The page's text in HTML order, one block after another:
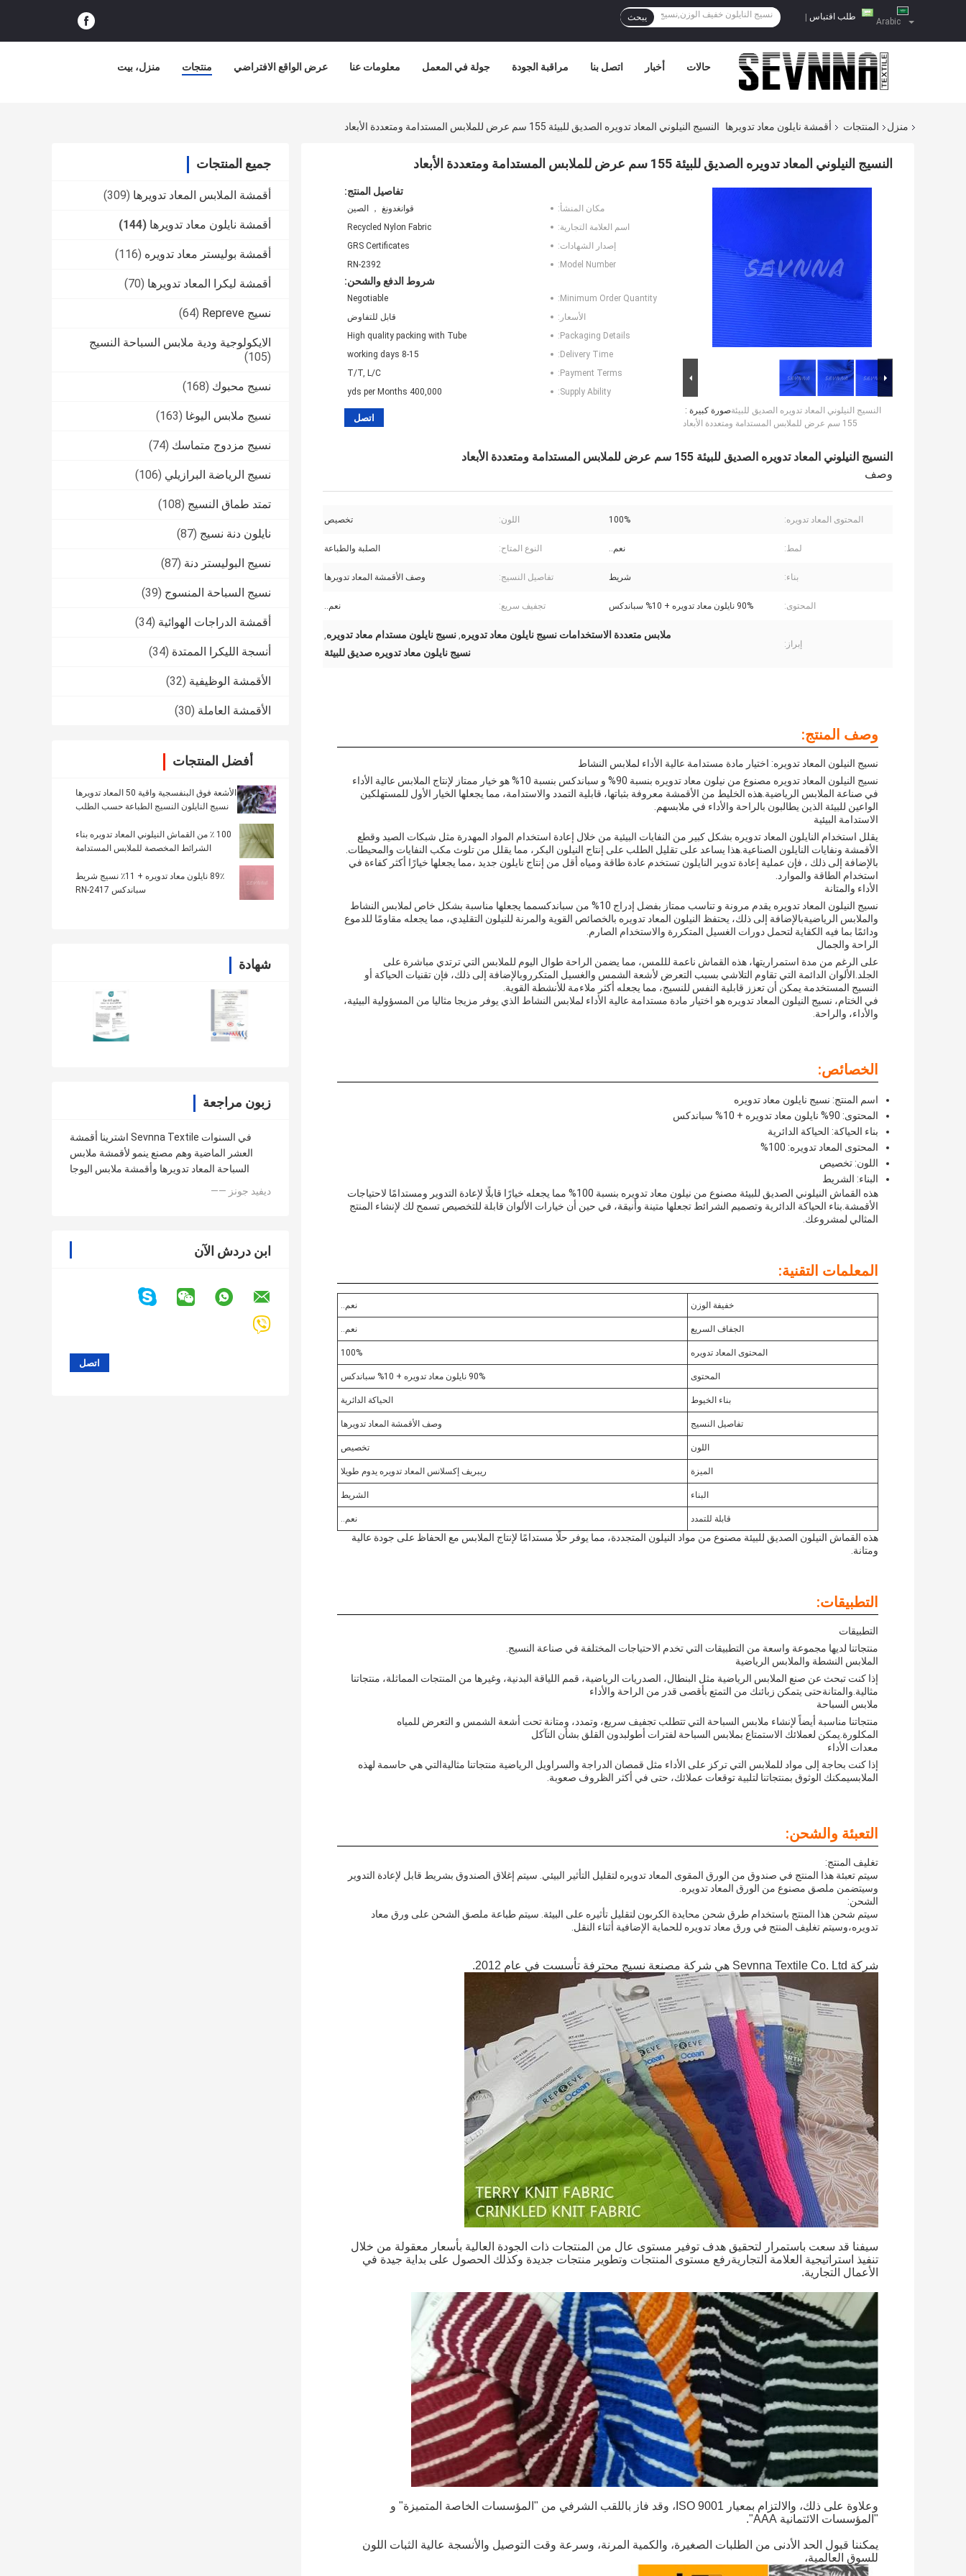
Arabic طلب اقتباس يبحث
منزل، بيت منتجات عرض الواقع الافتراضي معلومات عنا جولة في المعمل مراقبة الجودة اتصل بنا أخبار حالات
منزل المنتجات أقمشة نايلون معاد تدويرها النسيج النيلوني المعاد تدويره الصديق للبيئة 155 سم عرض للملابس المستدامة ومتعددة الأبعاد
جميع المنتجات
أقمشة الملابس المعاد تدويرها (309)
أقمشة نايلون معاد تدويرها (144)
أقمشة بوليستر معاد تدويره (116)
أقمشة ليكرا المعاد تدويرها (70)
نسيج Repreve (64)
الايكولوجية ودية ملابس السباحة النسيج
(105)
نسيج محبوك (168)
نسيج ملابس اليوغا (163)
نسيج مزدوج متماسك (74)
نسيج الرياضة البرازيلي (106)
تمتد طماق النسيج (108)
نايلون دنة نسيج (87)
نسيج البوليستر دنة (87)
نسيج السباحة المنسوج (39)
أقمشة الدراجات الهوائية (34)
أنسجة الليكرا الممتدة (34)
الأقمشة الوظيفية (32)
الأقمشة العاملة (30)
أفضل المنتجات
الأشعة فوق البنفسجية واقية 50 المعاد تدويرها
نسيج النايلون النسيج الطباعة حسب الطلب
100 ٪ من القماش النيلوني المعاد تدويره بناء
الشرائط المخصصة للملابس المستدامة
89٪ نايلون معاد تدويره + 11٪ نسيج شريط
سباندكس RN-2417
شهادة
زبون مراجعة
اشترينا أقمشة Sevnna Textile في السنوات
العشر الماضية وهم مصنع ينمو لأقمشة ملابس
السباحة المعاد تدويرها وأقمشة ملابس اليوجا
—— ديفيد جونز
ابن دردش الآن
النسيج النيلوني المعاد تدويره الصديق للبيئة 155 سم عرض للملابس المستدامة ومتعددة الأبعاد
صورة كبيرة :النسيج النيلوني المعاد تدويره الصديق للبيئة
155 سم عرض للملابس المستدامة ومتعددة الأبعاد
تفاصيل المنتج:
مكان المنشأ:
قوانغدونغ ， الصين
اسم العلامة التجارية:
Recycled Nylon Fabric
إصدار الشهادات:
GRS Certificates
Model Number:
RN-2392
شروط الدفع والشحن:
Minimum Order Quantity:
Negotiable
الأسعار:
قابل للتفاوض
Packaging Details:
High quality packing with Tube
Delivery Time:
8-15 working days
Payment Terms:
T/T, L/C
Supply Ability:
400,000 yds per Months
اتصل
النسيج النيلوني المعاد تدويره الصديق للبيئة 155 سم عرض للملابس المستدامة ومتعددة الأبعاد
وصف
المحتوى المعاد تدويره: 100% اللون: تخصيص
لمط: نعم.. النوع المتاح: الصلبة والطباعة
بناء: شريط تفاصيل النسيج: وصف الأقمشة المعاد تدويرها
المحتوى: 90% نايلون معاد تدويره + 10% سباندكس تجفيف سريع: نعم..
إبراز:
ملابس متعددة الاستخدامات نسيج نايلون معاد تدويره, نسيج نايلون مستدام معاد تدويره,
نسيج نايلون معاد تدويره صديق للبيئة
وصف المنتج:
نسيج النيلون المعاد تدويره: اختيار مادة مستدامة عالية الأداء لملابس النشاط
نسيج النيلون المعاد تدويره مصنوع من نيلون معاد تدويره بنسبة 90% و سباندكس بنسبة 10% هو خيار ممتاز لإنتاج الملابس عالية الأداء
في صناعة الملابس الرياضية.هذه الخليط من الأقمشة معروفة بثباتها، قابلية التمدد والاستدامة، مما يجعلها الخيار الأول للمستهلكين
الواعين للبيئة الذين يطالبون بالراحة والأداء في ملابسهم.
الاستدامة البيئية
يقلل استخدام النايلون المعاد تدويره بشكل كبير من النفايات البيئية من خلال إعادة استخدام المواد المهدرة مثل شبكات الصيد وقطع
الأقمشة ونفايات النايلون الصناعية.هذا يساعد على تقليل الطلب على إنتاج النيلون البكر، مما يقلل من تلوث مكب النفايات والمحيطات.
بالإضافة إلى ذلك ، فإن عملية إعادة تدوير النايلون تستخدم عادة طاقة ومياه أقل من إنتاج نايلون جديد ،مما يجعلها خيارًا أكثر كفاءة في
استخدام الطاقة والموارد.
الأداء والمتانة
نسيج النيلون المعاد تدويره يقدم مرونة و تناسب ممتاز بفضل إدراج 10% من سباندكسمما يجعلها مناسبة بشكل خاص لملابس النشاط
والملابس الرياضيةبالإضافة إلى ذلك، يحتفظ النيلون المعاد تدويره بالخصائص القوية والمرنة للنيلون التقليدي، مما يجعله مقاومًا للدموع
ودائمًا بما فيه الكفاية لتحمل دورات الغسيل المتكررة والاستخدام الصارم.
الراحة والجمال
على الرغم من مدة استمراريتها، هذه القماش ناعمة لللمس، مما يضمن الراحة طوال اليوم للملابس التي ترتدي مباشرة على
الجلد.الألوان الدائمة التي تقاوم التلاشي بسبب التعرض لأشعة الشمس والغسيل المتكرروبالإضافة إلى ذلك، فإن تقنيات الحياكة أو
النسيج المستخدمة يمكن أن تعزز قابلية النفس للنسيج، مما يجعله أكثر ملاءمة للأنشطة القوية.
في الختام، نسيج النيلون المعاد تدويره هو اختيار مادة مستدامة عالية الأداء لملابس النشاط الذي يوفر مزيجا مثاليا من المسؤولية البيئية،
والأداء، والراحة.
الخصائص:
اسم المنتج: نسيج نايلون معاد تدويره
المحتوى: 90% نايلون معاد تدويره + 10% سباندكس
بناء الحياكة: الحياكة الدائرية
المحتوى المعاد تدويره: 100%
اللون: تخصيص
البناء: الشريط
هذه القماش النيلوني الصديق للبيئة مصنوع من نيلون معاد تدويره بنسبة 100% مما يجعله خيارًا قابلًا لإعادة التدوير ومستدامًا لاحتياجات
الأقمشة.بناء الحياكة الدائرية وتصميم الشرائط تجعلها متينة وأنيقة، في حين أن خيارات الألوان قابلة للتخصيص تسمح لك لإنشاء المنتج
المثالي لمشروعك.
المعلمات التقنية:
خفيفة الوزن نعم..
الجفاف السريع نعم..
المحتوى المعاد تدويره 100%
المحتوى 90% نايلون معاد تدويره + 10% سباندكس
بناء الخيوط الحياكة الدائرية
تفاصيل النسيج وصف الأقمشة المعاد تدويرها
اللون تخصيص
الميزة ريبريف إكسلانس المعاد تدويره يدوم طويلا
البناء الشريط
قابلة للتمدد نعم..
هذه القماش النيلون الصديق للبيئة مصنوع من مواد النيلون المتجددة، مما يوفر حلًا مستدامًا لإنتاج الملابس مع الحفاظ على جودة عالية
ومتانة.
التطبيقات:
التطبيقات
منتجاتنا لديها مجموعة واسعة من التطبيقات التي تخدم الاحتياجات المختلفة في صناعة النسيج.
الملابس النشطة والملابس الرياضية
إذا كنت تبحث عن صنع الملابس الرياضية مثل البنطال، الصدريات الرياضية، قمم اللياقة البدنية، وغيرها من المنتجات المماثلة، منتجاتنا
مثالية.والمتانةحتى يتمكن زبائنك من التمتع بأقصى قدر من الراحة والأداء
ملابس السباحة
منتجاتنا مناسبة أيضاً لإنشاء ملابس السباحة التي تتطلب تجفيف سريع، وتمدد، ومتانة تحت أشعة الشمس و التعرض للمياه
المكلورة.يمكن لعملائك الاستمتاع بملابس السباحة لفترات أطولبدون القلق بشأن التآكل
معدات الأداء
إذا كنت بحاجة إلى مواد للملابس التي تركز على الأداء مثل قمصان الدراجة والسراويل الرياضية منتجاتنا مثاليةالتي هي حاسمة لهذه
الملابسيمكنك الوثوق بمنتجاتنا لتلبية توقعات عملائك، حتى في أكثر الظروف صعوبة.
التعبئة والشحن:
تغليف المنتج:
سيتم تعبئة هذا المنتج في صندوق من الورق المقوى المعاد تدويره لتقليل التأثير البيئي. سيتم إغلاق الصندوق بشريط قابل لإعادة التدوير
وسيتضمن ملصق مصنوع من الورق المعاد تدويره.
الشحن:
سيتم شحن هذا المنتج باستخدام طرق شحن محايدة الكربون لتقليل تأثيره على البيئة. سيتم طباعة ملصق الشحن على ورق معاد
تدويره،وسيتم تغليف المنتج في ورق معاد تدويره للحماية الإضافية أثناء النقل.
شركة Sevnna Textile Co. Ltd هي شركة مصنعة نسيج محترفة تأسست في عام 2012.
سيفنا قد سعت باستمرار لتحقيق هدف توفير مستوى عال من المنتجات ذات الجودة العالية بأسعار معقولة من خلال
تنفيذ استراتيجية العلامة التجاريةرفع مستوى المنتجات وتطوير منتجات جديدة وكذلك الحصول على بداية جيدة في
الأعمال التجارية.
وعلاوة على ذلك، والالتزام بمعيار ISO 9001، وقد فاز باللقب الشرفي من "المؤسسات الخاصة المتميزة" و
"المؤسسات الائتمانية AAA".
يمكننا قبول الحد الأدنى من الطلبات الصغيرة، والكمية المرنة، وسرعة وقت التوصيل والأنسجة عالية الثبات اللون
للسوق العالمية،